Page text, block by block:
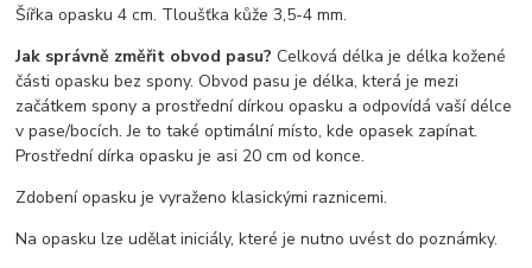
Šířka opasku 4 cm. Tloušťka kůže 3,5-4 mm.
Jak správně změřit obvod pasu?Celková délka je délka kožené
části opasku bez spony. Obvod pasu je délka, která je mezi
začátkem spony a prostřední dírkou opasku a odpovídá vaší délce
v pase/bocích. Je to také optimální místo, kde opasek zapínat.
Prostřední dírka opasku je asi 20 cm od konce.
Zdobení opasku je vyraženo klasickými raznicemi.
Na opasku lze udělat iniciály, které je nutno uvést do poznámky.